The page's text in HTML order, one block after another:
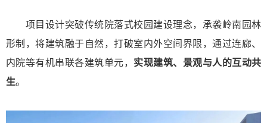
项目设计突破传统院落式校园建设理念，承袭岭南园林
形制，将建筑融于自然，打破室内外空间界限，通过连廊、
内院等有机串联各建筑单元， 实现建筑、景观与人的互动共
生。